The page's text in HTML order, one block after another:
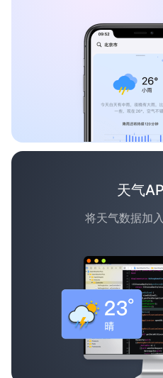
天气
将天气数据加